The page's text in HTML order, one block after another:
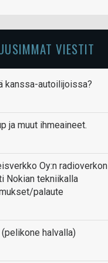
VIESTIT
kanssa-autoilijoissa?
ja muut ihmeaineet.
Oy:n radioverkon
Nokian tekniikalla
palaute
halvalla)